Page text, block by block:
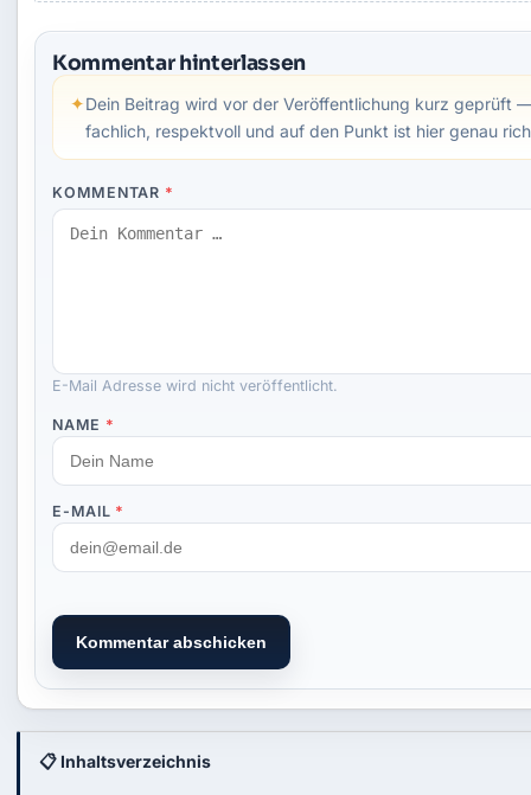
Kommentar hinterlassen
✦Dein Beitrag wird vor der Veröffentlichung kurz geprüft
fachlich, respektvoll und auf den Punkt ist hier genau
KOMMENTAR *
E-Mail Adresse wird nicht veröffentlicht.
NAME *
E-MAIL *
Kommentar abschicken
📋 Inhaltsverzeichnis